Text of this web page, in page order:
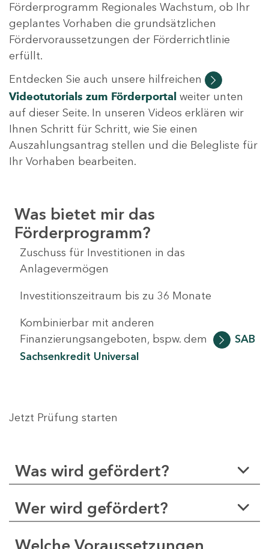
Förderprogramm Regionales Wachstum, ob Ihr
geplantes Vorhaben die grundsätzlichen
Fördervoraussetzungen der Förderrichtlinie
erfüllt.
Entdecken Sie auch unsere hilfreichen
Videotutorials zum Förderportal weiter unten
auf dieser Seite. In unseren Videos erklären wir
Ihnen Schritt für Schritt, wie Sie einen
Auszahlungsantrag stellen und die Belegliste für
Ihr Vorhaben bearbeiten.
Was bietet mir das
Förderprogramm?
Zuschuss für Investitionen in das
Anlagevermögen
Investitionszeitraum bis zu 36 Monate
Kombinierbar mit anderen
Finanzierungsangeboten, bspw. dem
SAB
Sachsenkredit Universal
Jetzt Prüfung starten
Was wird gefördert?
Wer wird gefördert?
Welche Voraussetzungen